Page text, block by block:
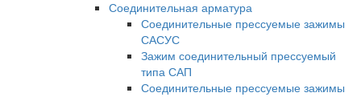
Соединительная арматура
Соединительные прессуемые зажимы
САСУС
Зажим соединительный прессуемый
типа САП
Соединительные прессуемые зажимы